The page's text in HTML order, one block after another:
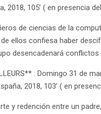
2018, 105’ ( en presencia
de ciencias de la
ellos confiesa haber
desencadenará
: Domingo 31 de
2018, 103’ ( en
y redención entre un